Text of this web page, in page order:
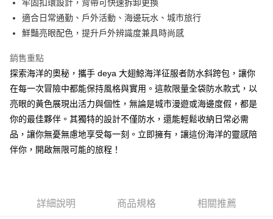
※ 請注意：結帳手續完成當下不需立刻繳費，但若您需要取消訂單，請聯絡
購買商品的店家。未經商家同意取消之訂單仍視為有效，需透過AFTEE先享
後付繳納相關費用。
※ 交易是否成功請以「AFTEE先享後付 」之結帳頁面顯示為準，若有關於
客戶支援中心」
【注意事項】
１．透過由恩沛科技股份有限公司提供之「AFTEE先享後付」服務完成之交
易，需依本服務之必要範圍內提供個人資料，並將交易相關給付款項請求債
權轉讓予恩沛科技股份有限公司。
https://aftee.tw/terms/#terms3
３．未成年的使用者請事先徵得法定代理人或監護人之同意方可使用
請求用戶進行身份認證。
每筆NT$90，滿NT$490(含以上)免運費
【郵寄】離島／外島
每筆NT$150，滿NT$990(含以上)免運費
牢固扣環設計，背帶可快速拆卸更換
適合日常通勤、戶外活動、海邊玩水、城市旅行
鮮豔亮眼配色，提升戶外辨識度兼具時尚感
銷售重點
探索海洋的奧秘，攜手 deya 大翅鯨海洋征服者防水斜跨包，讓你
在每一次冒險中都能保持風格與實用。這款限量全袋防水款式，以
亮眼的黃色展現出活力與個性，無論是城市漫遊或海邊度假，都是
你的最佳夥伴。其獨特的設計不僅防水，還能輕鬆收納日常必需
品，讓你無憂無慮地享受每一刻。立即擁有，讓這份海洋的靈感陪
伴你，開啟無限可能的旅程！
詳細說明 商品規格 相關推薦